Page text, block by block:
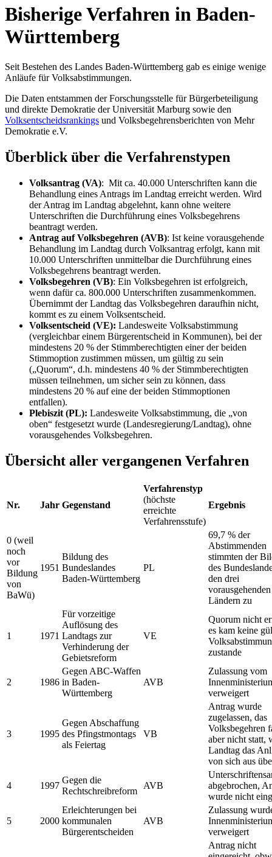
Bisherige Verfahren in Baden-
Württemberg
Seit Bestehen des Landes Baden-Württemberg gab es einige wenige
Anläufe für Volksabstimmungen.
Die Daten entstammen der Forschungsstelle für Bürgerbeteiligung
und direkte Demokratie der Universität Marburg sowie den
Volksentscheidsrankings und Volksbegehrensberichten von Mehr
Demokratie e.V.
Überblick über die Verfahrenstypen
Volksantrag (VA): Mit ca. 40.000 Unterschriften kann die
Behandlung eines Antrags im Landtag erreicht werden. Wird
der Antrag im Landtag abgelehnt, kann ohne weitere
Unterschriften die Durchführung eines Volksbegehrens
beantragt werden.
Antrag auf Volksbegehren (AVB): Ist keine vorausgehende
Behandlung im Landtag durch Volksantrag erfolgt, kann mit
10.000 Unterschriften unmittelbar die Durchführung eines
Volksbegehrens beantragt werden.
Volksbegehren (VB): Ein Volksbegehren ist erfolgreich,
wenn dafür ca. 800.000 Unterschriften zusammenkommen.
Übernimmt der Landtag das Volksbegehren daraufhin nicht,
kommt es zu einem Volksentscheid.
Volksentscheid (VE): Landesweite Volksabstimmung
(vergleichbar einem Bürgerentscheid in Kommunen), bei der
mindestens 20 % der Stimmberechtigten einer der beiden
Stimmoption zustimmen müssen, um gültig zu sein
(„Quorum“, d.h. mindestens 40 % der Stimmberechtigten
müssen teilnehmen, um sicher sein zu können, dass
mindestens 20 % auf eine der beiden Stimmoptionen
entfallen).
Plebiszit (PL): Landesweite Volksabstimmung, die „von
oben“ festgesetzt wurde (Landesregierung/Landtag), ohne
vorausgehendes Volksbegehren.
Übersicht aller vergangenen Verfahren
Nr. Jahr Gegenstand
Verfahrenstyp
(höchste
erreichte
Verfahrensstufe)
Ergebnis
0 (weil
noch
vor
Bildung
von
BaWü)
1951
Bildung des
Bundeslandes
Baden-Württemberg
PL
69,7 % der
Abstimmenden
stimmten der
des
den drei
vorausgehenden
Ländern zu
1 1971
Für vorzeitige
Auflösung des
Landtags zur
Verhinderung der
Gebietsreform
VE
Quorum nicht
es kam keine
zustande
2 1986
Gegen ABC-Waffen
in Baden-
Württemberg
AVB
Zulassung vom
verweigert
3 1995
Gegen Abschaffung
des Pfingstmontags
als Feiertag
VB
Antrag wurde
zugelassen, das
Volksbegehren
aber nicht statt,
Landtag das
von sich aus
4 1997
Gegen die
Rechtschreibreform
AVB
abgebrochen,
wurde nicht
5 2000
Erleichterungen bei
kommunalen
Bürgerentscheiden
AVB
Zulassung
verweigert
Antrag nicht